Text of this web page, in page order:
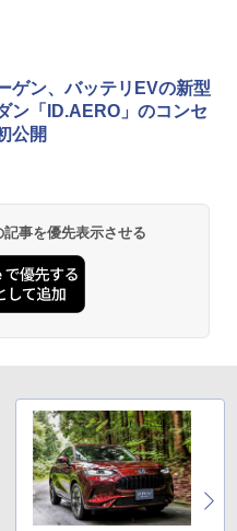
ゲン、バッテリEVの新型
ン「ID.AERO」のコンセ
公開
事を優先表示させる